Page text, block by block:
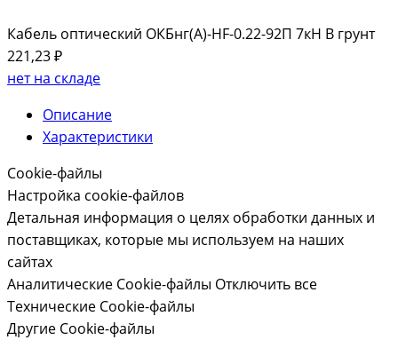
Кабель оптический ОКБнг(А)-HF-0.22-92П 7кН В грунт
221,23 ₽
нет на складе
Описание
Характеристики
Cookie-файлы
Настройка cookie-файлов
Детальная информация о целях обработки данных и
поставщиках, которые мы используем на наших
сайтах
Аналитические Cookie-файлы Отключить все
Технические Cookie-файлы
Другие Cookie-файлы